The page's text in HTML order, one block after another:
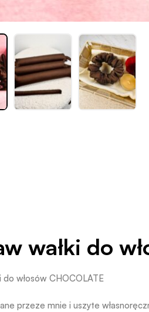
wałki do
do włosów CHOCOLATE
przeze mnie i uszyte